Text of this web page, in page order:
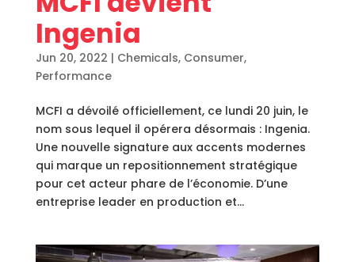
Ingenia
Jun 20, 2022 | Chemicals, Consumer,
Performance
MCFI a dévoilé officiellement, ce lundi 20 juin, le
nom sous lequel il opérera désormais : Ingenia.
Une nouvelle signature aux accents modernes
qui marque un repositionnement stratégique
pour cet acteur phare de l’économie. D’une
entreprise leader en production et...